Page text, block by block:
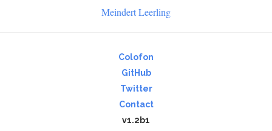
Meindert Leerling
Colofon
GitHub
Twitter
Contact
v1.2b1